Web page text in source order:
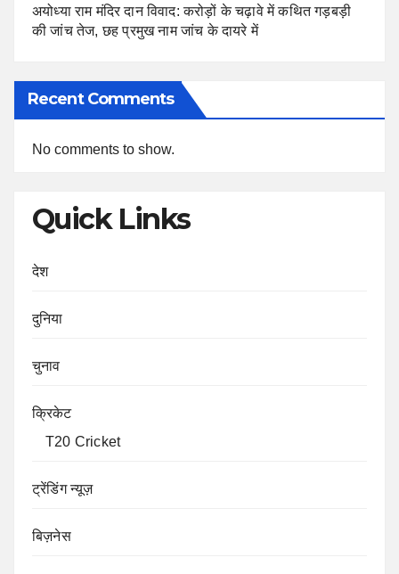
अयोध्या राम मंदिर दान विवाद: करोड़ों के चढ़ावे में कथित गड़बड़ी
की जांच तेज, छह प्रमुख नाम जांच के दायरे में
Recent Comments
No comments to show.
Quick Links
देश
दुनिया
चुनाव
क्रिकेट
T20 Cricket
ट्रेंडिंग न्यूज़
बिज़नेस